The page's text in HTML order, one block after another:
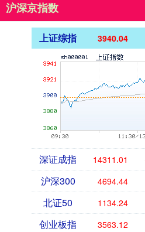
沪深京指数
上证综指 3940.04
深证成指 14311.01
沪深300 4694.44
北证50 1134.24
创业板指 3563.12